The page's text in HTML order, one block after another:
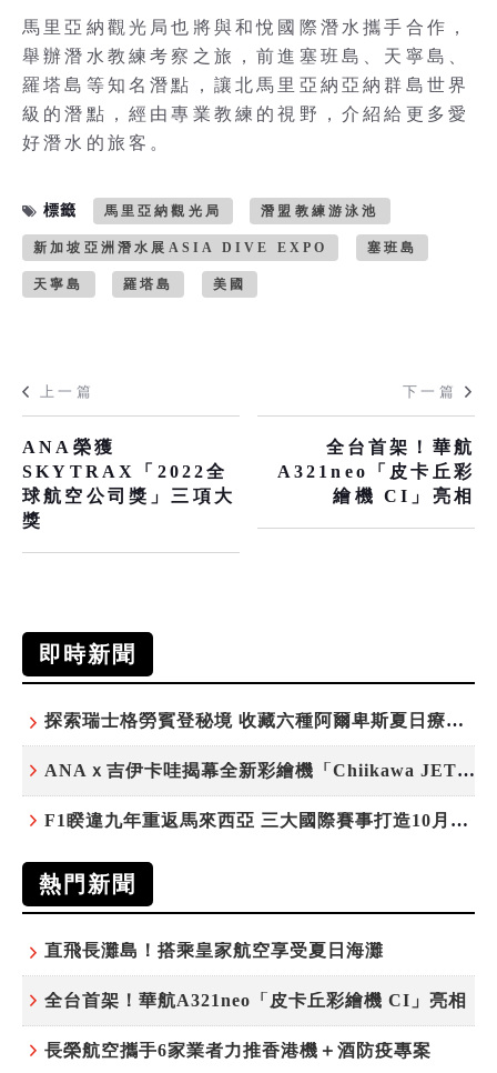
馬里亞納觀光局也將與和悅國際潛水攜手合作，
舉辦潛水教練考察之旅，前進塞班島、天寧島、
羅塔島等知名潛點，讓北馬里亞納亞納群島世界
級的潛點，經由專業教練的視野，介紹給更多愛
好潛水的旅客。
標籤 馬里亞納觀光局 潛盟教練游泳池
新加坡亞洲潛水展ASIA DIVE EXPO 塞班島
天寧島 羅塔島 美國
上一篇
ANA榮獲
SKYTRAX「2022全
球航空公司獎」三項大
獎
下一篇
全台首架！華航
A321neo「皮卡丘彩
繪機 CI」亮相
即時新聞
探索瑞士格勞賓登秘境 收藏六種阿爾卑斯夏日療癒之旅
ANAｘ吉伊卡哇揭幕全新彩繪機「Chiikawa JET」
F1睽違九年重返馬來西亞 三大國際賽事打造10月運動旅遊熱潮 賽車、自行車、路跑同週登場
熱門新聞
直飛長灘島！搭乘皇家航空享受夏日海灘
全台首架！華航A321neo「皮卡丘彩繪機 CI」亮相
長榮航空攜手6家業者力推香港機＋酒防疫專案